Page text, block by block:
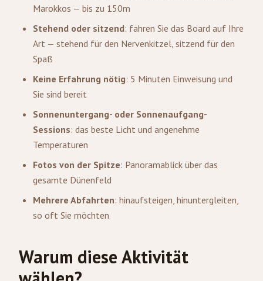
Marokkos — bis zu 150m
Stehend oder sitzend: fahren Sie das Board auf Ihre
Art — stehend für den Nervenkitzel, sitzend für den
Spaß
Keine Erfahrung nötig: 5 Minuten Einweisung und
Sie sind bereit
Sonnenuntergang- oder Sonnenaufgang-
Sessions: das beste Licht und angenehme
Temperaturen
Fotos von der Spitze: Panoramablick über das
gesamte Dünenfeld
Mehrere Abfahrten: hinaufsteigen, hinuntergleiten,
so oft Sie möchten
Warum diese Aktivität